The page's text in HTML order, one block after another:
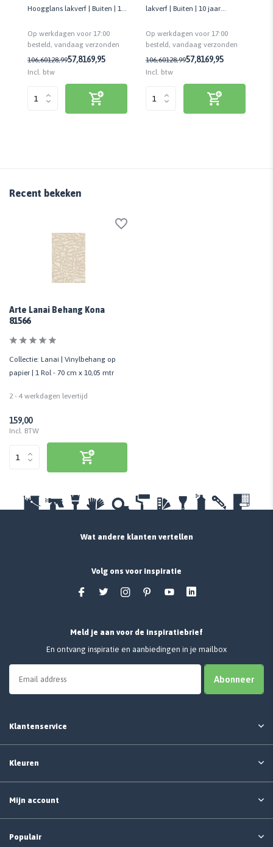
Hoogglans lakverf | Buiten | 10
Op werkdagen voor 17:00
besteld, vandaag verzonden
106,60128,9957,8169,95
Incl. btw
lakverf | Buiten | 10 jaar
Op werkdagen voor 17:00
besteld, vandaag verzonden
106,60128,9957,8169,95
Incl. btw
Recent bekeken
Arte Lanai Behang Kona
81566
Collectie: Lanai | Vinylbehang op
papier | 1 Rol - 70 cm x 10,05 mtr
2 - 4 werkdagen levertijd
159,00
Incl. BTW
Wat andere klanten vertellen
Volg ons voor inspiratie
Meld je aan voor de inspiratiebrief
En ontvang inspiratie en aanbiedingen in je mailbox
Abonneer
Klantenservice
Kleuren
Mijn account
Populair